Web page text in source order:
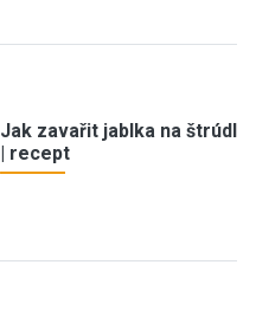
Jak zavařit jablka na štrúdl
| recept